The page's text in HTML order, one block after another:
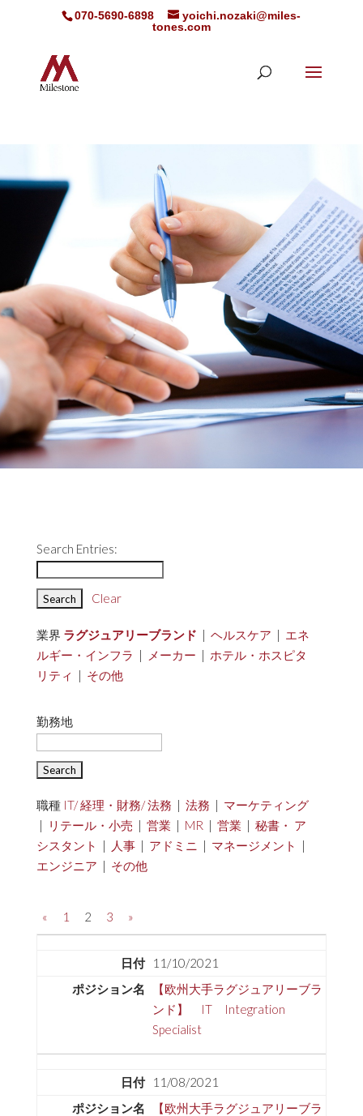
070-5690-6898
yoichi.nozaki@miles-
tones.com
Search Entries:
Clear
業界 ラグジュアリーブランド | ヘルスケア | エネ
ルギー・インフラ | メーカー | ホテル・ホスピタ
リティ
| その他
勤務地
職種 IT/ 経理・財務/ 法務 | 法務 | マーケティング
|
リテール・小売 | 営業 | MR | 営業 | 秘書・ ア
シスタント
| 人事| アドミニ | マネージメント
|
エンジニア | その他
« 1 2 3 »
11/10/2021
【欧州大手ラグジュアリーブラ
ンド】 IT Integration
Specialist
11/08/2021
【欧州大手ラグジュアリーブラ